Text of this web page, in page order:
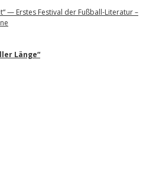
— Erstes Festival der Fußball-Literatur –
Länge“